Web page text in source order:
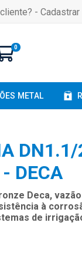
- Cadastrar
0
METAL
DECA
Deca,
à
de